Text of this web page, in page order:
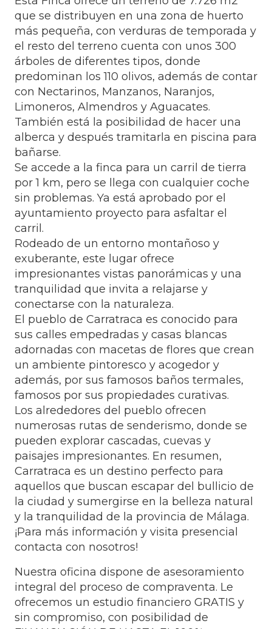
que se distribuyen en una zona de huerto
más pequeña, con verduras de temporada y
el resto del terreno cuenta con unos 300
árboles de diferentes tipos, donde
predominan los 110 olivos, además de contar
con Nectarinos, Manzanos, Naranjos,
Limoneros, Almendros y Aguacates.
También está la posibilidad de hacer una
alberca y después tramitarla en piscina para
bañarse.
Se accede a la finca para un carril de tierra
por 1 km, pero se llega con cualquier coche
sin problemas. Ya está aprobado por el
ayuntamiento proyecto para asfaltar el
carril.
Rodeado de un entorno montañoso y
exuberante, este lugar ofrece
impresionantes vistas panorámicas y una
tranquilidad que invita a relajarse y
conectarse con la naturaleza.
El pueblo de Carratraca es conocido para
sus calles empedradas y casas blancas
adornadas con macetas de flores que crean
un ambiente pintoresco y acogedor y
además, por sus famosos baños termales,
famosos por sus propiedades curativas.
Los alrededores del pueblo ofrecen
numerosas rutas de senderismo, donde se
pueden explorar cascadas, cuevas y
paisajes impresionantes. En resumen,
Carratraca es un destino perfecto para
aquellos que buscan escapar del bullicio de
la ciudad y sumergirse en la belleza natural
y la tranquilidad de la provincia de Málaga.
¡Para más información y visita presencial
contacta con nosotros!
Nuestra oficina dispone de asesoramiento
integral del proceso de compraventa. Le
ofrecemos un estudio financiero GRATIS y
sin compromiso, con posibilidad de